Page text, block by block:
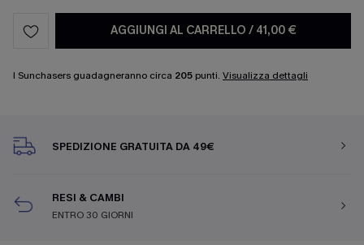
AGGIUNGI AL CARRELLO / 41,00 €
I Sunchasers guadagneranno circa 205 punti. Visualizza dettagli
SPEDIZIONE GRATUITA DA 49€
RESI & CAMBI
ENTRO 30 GIORNI